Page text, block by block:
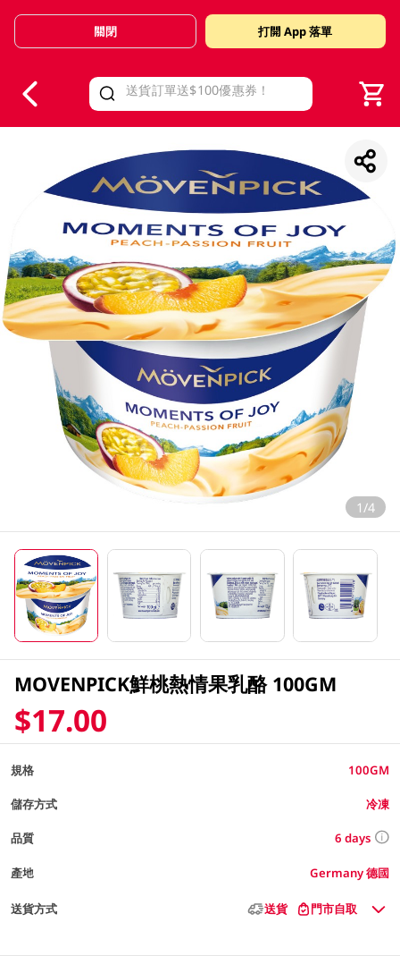
Valid Until 30 June 2026
關閉 打開 App 落單
1/4
MOVENPICK鮮桃熱情果乳酪 100GM
$17.00
規格 100GM
儲存方式 冷凍
品質 6 days
產地 Germany 德國
送貨方式 送貨 門市自取